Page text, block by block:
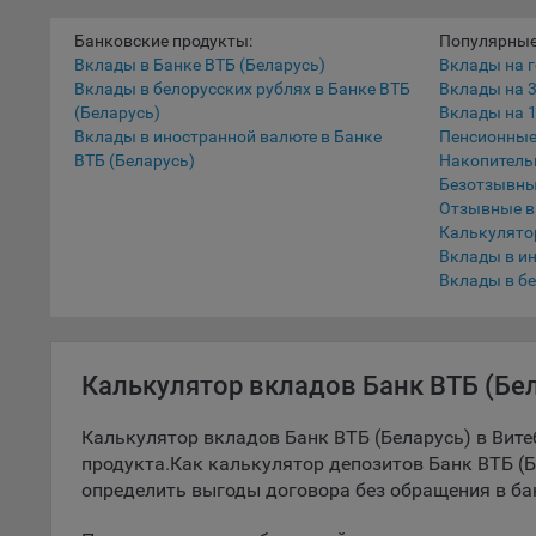
5.1.
5.2.
их
5.3.
5.4.
9.1.
может
9.2.
Банковские продукты:
Вклады в Банке ВТБ (Беларусь)
Вклады в белорусских рублях в Банке ВТБ
(Беларусь)
Вклады в иностранной валюте в Банке
ВТБ (Беларусь)
Вклады на
Вклады на
Вклады на
Отзывные
Вклады в
Вклады в
Калькулятор вкладов Банк ВТБ
Калькулятор вкладов Банк ВТБ (Беларусь) в
продукта.Как калькулятор депозитов Банк ВТБ
определить выгоды договора без обращения в